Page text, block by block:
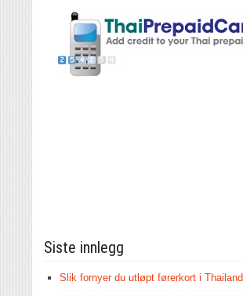
Siste innlegg
Slik fornyer du utløpt førerkort i Thailand